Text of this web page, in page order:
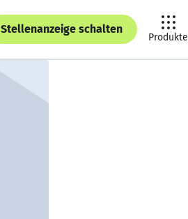
Stellenanzeige schalten
Produkte